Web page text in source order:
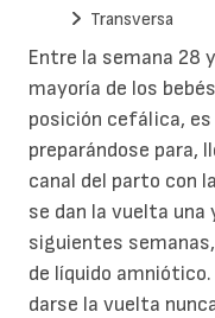
Entre la semana 28
mayoría de los
posición cefálica, es
preparándose para,
canal del parto con
se dan la vuelta
siguientes
de líquido
darse la vuelta
Transversa